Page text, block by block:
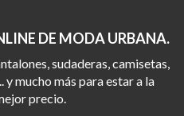
DE MODA URBANA.
sudaderas, camisetas,
mucho más para estar a la
precio.